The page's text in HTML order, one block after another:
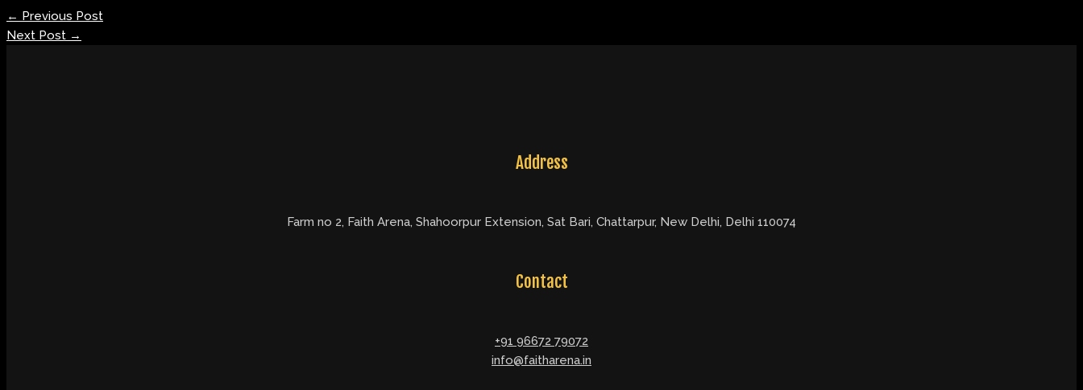
← Previous Post
Next Post →
Address
Farm no 2, Faith Arena, Shahoorpur Extension, Sat Bari, Chattarpur, New Delhi, Delhi 110074
Contact
+91 96672 79072
info@faitharena.in